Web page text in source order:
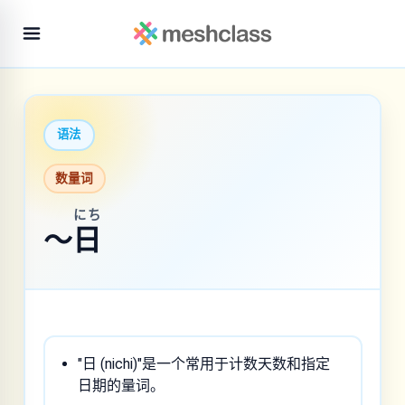
语法
数量词
～日
にち
"日 (nichi)"是一个常用于计数天数和指定
日期的量词。